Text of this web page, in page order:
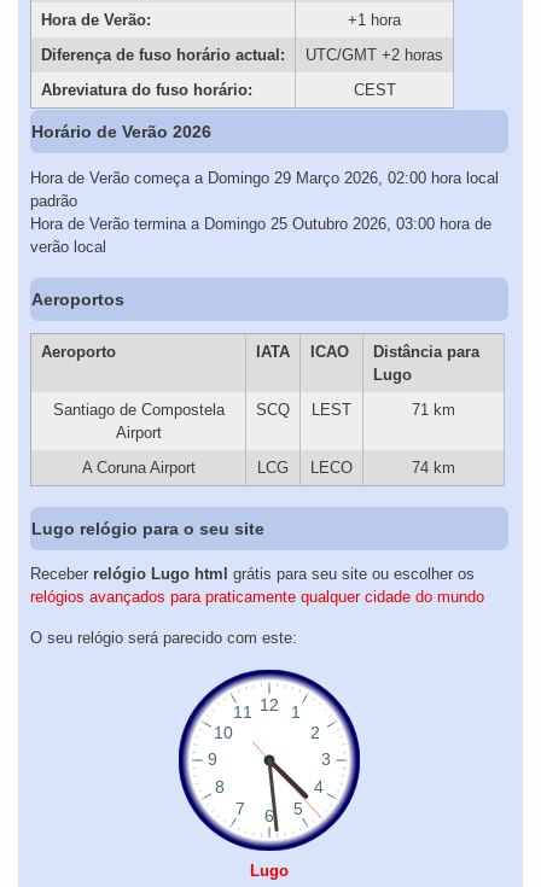
Hora de Verão:
+1 hora
Diferença de fuso horário actual:
UTC/GMT +2 horas
Abreviatura do fuso horário:
CEST
Horário de Verão 2026
Hora de Verão começa a Domingo 29 Março 2026, 02:00 hora local
padrão
Hora de Verão termina a Domingo 25 Outubro 2026, 03:00 hora de
verão local
Aeroportos
Aeroporto IATA ICAO
Distância para
Lugo
Santiago de Compostela
Airport
SCQ LEST 71 km
A Coruna Airport LCG LECO 74 km
Lugo relógio para o seu site
Receber relógio Lugo html grátis para seu site ou escolher os
relógios avançados para praticamente qualquer cidade do mundo
O seu relógio será parecido com este:
Lugo